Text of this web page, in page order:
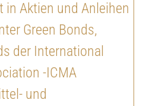
in Aktien und Anleihen
Green Bonds,
der International
-ICMA
und